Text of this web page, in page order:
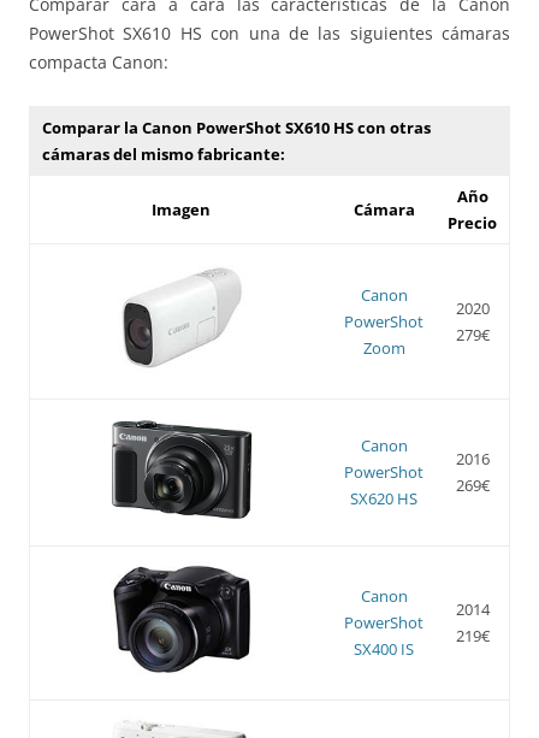
PowerShot SX610 HS con una de las siguientes cámaras
compacta Canon:
Comparar la Canon PowerShot SX610 HS con otras
cámaras del mismo fabricante:
Imagen Cámara
Año
Precio
Canon
PowerShot
Zoom
2020
279€
Canon
PowerShot
SX620 HS
2016
269€
Canon
PowerShot
SX400 IS
2014
219€